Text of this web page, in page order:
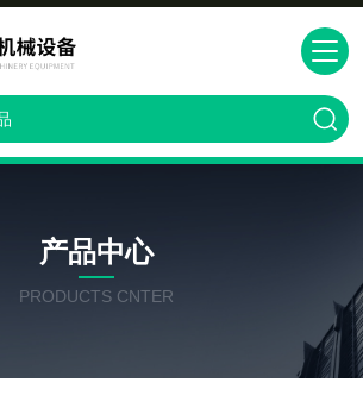
产品中心
PRODUCTS CNTER